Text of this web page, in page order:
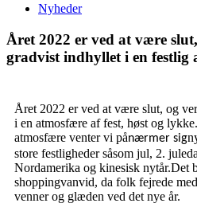
Nyheder
Året 2022 er ved at være
gradvist indhyllet i en festlig
Året 2022 er ved at være slut, og
i en atmosfære af fest, høst og
atmosfære venter vi pånærmer sig
store festligheder såsom jul, 2.
Nordamerika og kinesisk nytår.Det
shoppingvanvid, da folk fejrede
venner og glæden ved det nye år.